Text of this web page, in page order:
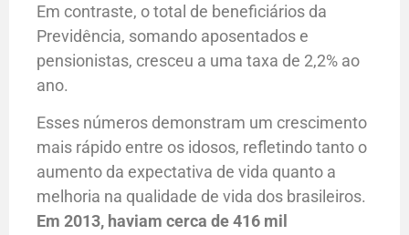
Em contraste, o total de beneficiários da
Previdência, somando aposentados e
pensionistas, cresceu a uma taxa de 2,2% ao
ano.
Esses números demonstram um crescimento
mais rápido entre os idosos, refletindo tanto o
aumento da expectativa de vida quanto a
melhoria na qualidade de vida dos brasileiros.
Em 2013, haviam cerca de 416 mil